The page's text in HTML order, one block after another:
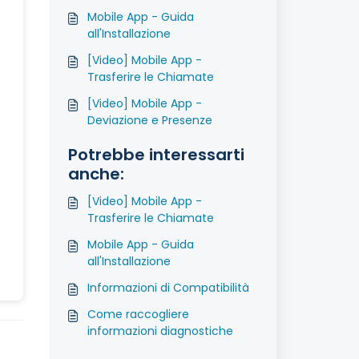
Mobile App - Guida
all'Installazione
[Video] Mobile App -
Trasferire le Chiamate
[Video] Mobile App -
Deviazione e Presenze
Potrebbe interessarti
anche:
[Video] Mobile App -
Trasferire le Chiamate
Mobile App - Guida
all'Installazione
Informazioni di Compatibilità
Come raccogliere
informazioni diagnostiche